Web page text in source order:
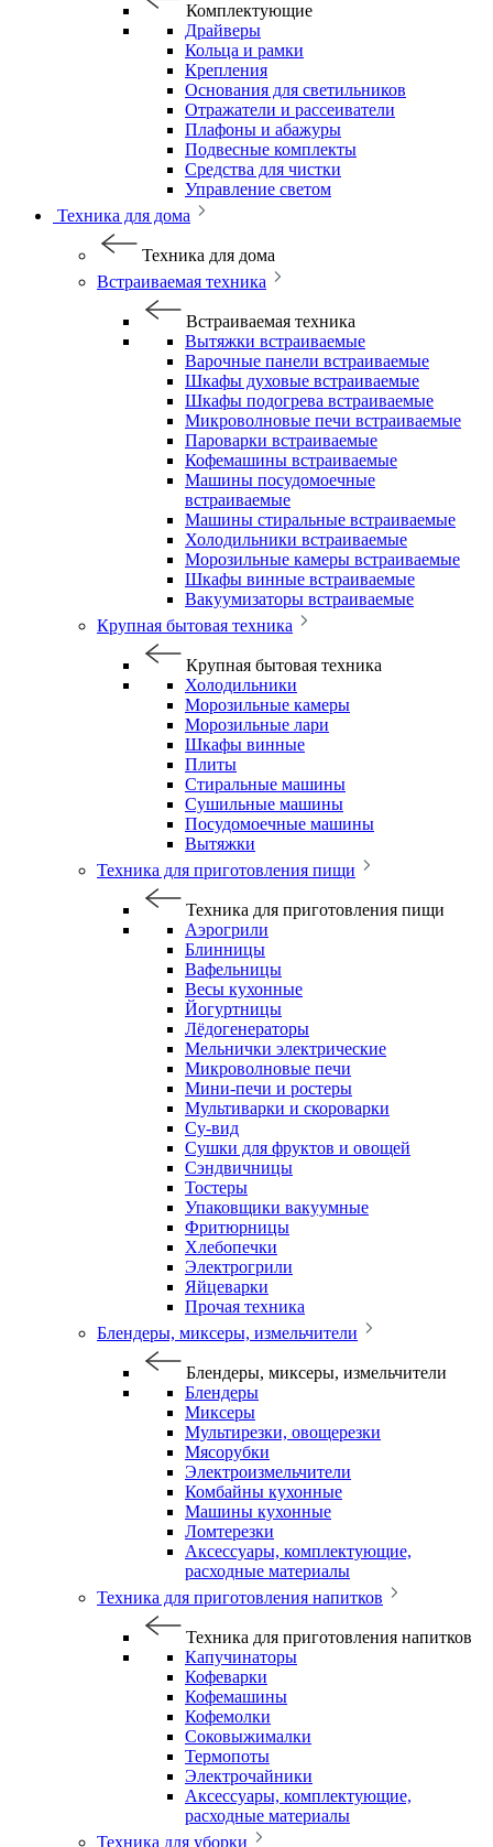
Комплектующие
Драйверы
Кольца и рамки
Крепления
Основания для светильников
Отражатели и рассеиватели
Плафоны и абажуры
Подвесные комплекты
Средства для чистки
Управление светом
Техника для дома
Техника для дома
Встраиваемая техника
Встраиваемая техника
Вытяжки встраиваемые
Варочные панели встраиваемые
Шкафы духовые встраиваемые
Шкафы подогрева встраиваемые
Микроволновые печи встраиваемые
Пароварки встраиваемые
Кофемашины встраиваемые
Машины посудомоечные
встраиваемые
Машины стиральные встраиваемые
Холодильники встраиваемые
Морозильные камеры встраиваемые
Шкафы винные встраиваемые
Вакуумизаторы встраиваемые
Крупная бытовая техника
Крупная бытовая техника
Холодильники
Морозильные камеры
Морозильные лари
Шкафы винные
Плиты
Стиральные машины
Сушильные машины
Посудомоечные машины
Вытяжки
Техника для приготовления пищи
Техника для приготовления пищи
Аэрогрили
Блинницы
Вафельницы
Весы кухонные
Йогуртницы
Лёдогенераторы
Мельнички электрические
Микроволновые печи
Мини-печи и ростеры
Мультиварки и скороварки
Су-вид
Сушки для фруктов и овощей
Сэндвичницы
Тостеры
Упаковщики вакуумные
Фритюрницы
Хлебопечки
Электрогрили
Яйцеварки
Прочая техника
Блендеры, миксеры, измельчители
Блендеры, миксеры, измельчители
Блендеры
Миксеры
Мультирезки, овощерезки
Мясорубки
Электроизмельчители
Комбайны кухонные
Машины кухонные
Ломтерезки
Аксессуары, комплектующие,
расходные материалы
Техника для приготовления напитков
Техника для приготовления напитков
Капучинаторы
Кофеварки
Кофемашины
Кофемолки
Соковыжималки
Термопоты
Электрочайники
Аксессуары, комплектующие,
расходные материалы
Техника для уборки